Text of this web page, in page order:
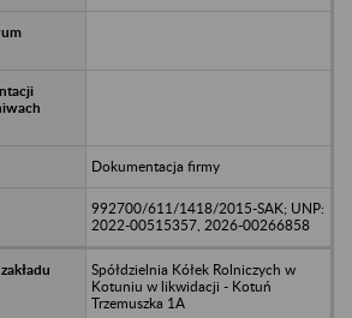
Dokumentacja firmy
992700/611/1418/2015-SAK; UNP:
2022-00515357, 2026-00266858
Spółdzielnia Kółek Rolniczych w
Kotuniu w likwidacji - Kotuń
Trzemuszka 1A